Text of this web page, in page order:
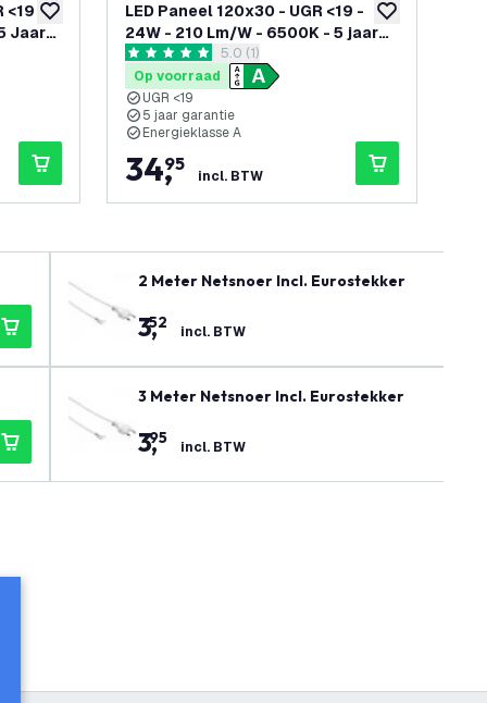
toevoegen aan verlanglijst
<19 -
Jaar
toevoegen
LED Paneel 120x30 - UGR <19 -
24W - 210 Lm/W - 6500K - 5 jaar
garantie - Energieklasse A
reviews drawer openen
5 score sterren5.0 (1)
Op voorraad
UGR <19
5 jaar garantie
Energieklasse A
34,
95
incl. BTW
2 Meter Netsnoer Incl. Eurostekker
3,
52 incl. BTW
3 Meter Netsnoer Incl. Eurostekker
3,
95 incl. BTW